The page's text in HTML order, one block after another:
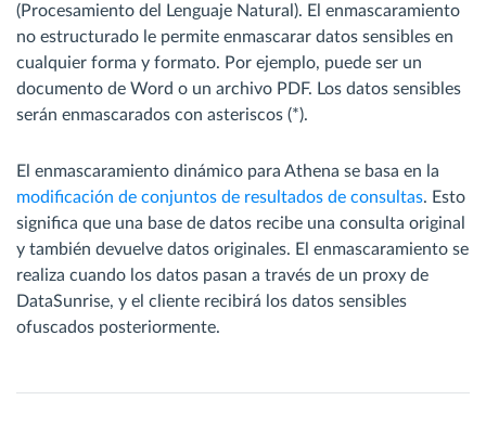
(Procesamiento del Lenguaje Natural). El enmascaramiento
no estructurado le permite enmascarar datos sensibles en
cualquier forma y formato. Por ejemplo, puede ser un
documento de Word o un archivo PDF. Los datos sensibles
serán enmascarados con asteriscos (*).
El enmascaramiento dinámico para Athena se basa en la
modificación de conjuntos de resultados de consultas. Esto
significa que una base de datos recibe una consulta original
y también devuelve datos originales. El enmascaramiento se
realiza cuando los datos pasan a través de un proxy de
DataSunrise, y el cliente recibirá los datos sensibles
ofuscados posteriormente.